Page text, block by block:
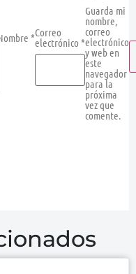
*Correo
electrónico *
Guarda mi
nombre,
correo
electrónico
y web en
este
navegador
para la
próxima
vez que
comente.